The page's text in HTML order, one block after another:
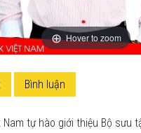
Hover to zoom
Bình luận
tự hào giới thiệu Bộ sưu